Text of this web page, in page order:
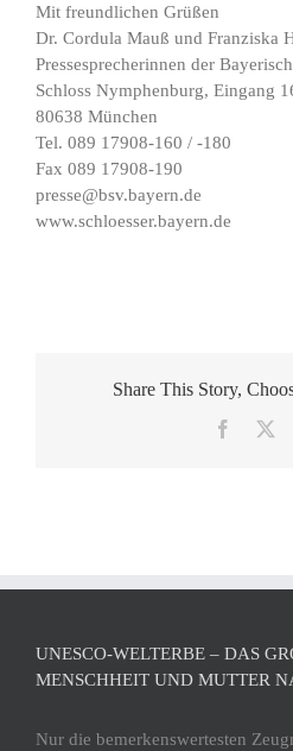
Mit freundlichen Grüßen
Dr. Cordula Mauß und Franziska
Pressesprecherinnen der
Schloss Nymphenburg, Eingang
80638 München
Tel. 089 17908-160 / -180
Fax 089 17908-190
presse@bsv.bayern.de
www.schloesser.bayern.de
Share This Story,
UNESCO-WELTERBE – DAS
ENSCHHEIT UND MUTTER
Nur die bemerkenswertesten